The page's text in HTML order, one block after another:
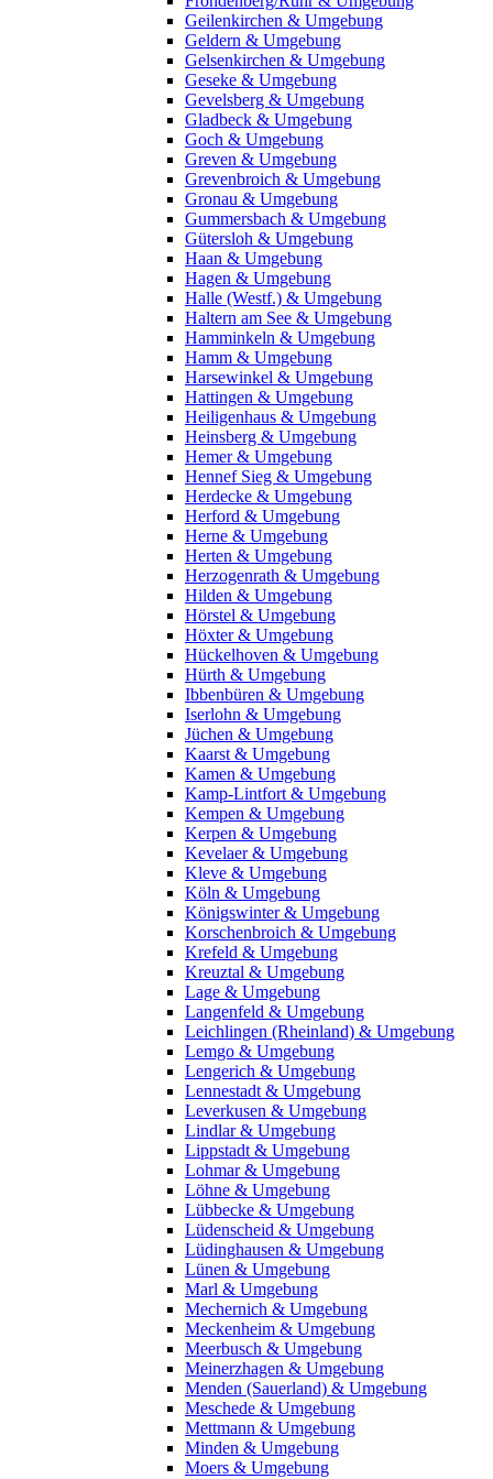
Geilenkirchen & Umgebung
Geldern & Umgebung
Gelsenkirchen & Umgebung
Geseke & Umgebung
Gevelsberg & Umgebung
Gladbeck & Umgebung
Goch & Umgebung
Greven & Umgebung
Grevenbroich & Umgebung
Gronau & Umgebung
Gummersbach & Umgebung
Gütersloh & Umgebung
Haan & Umgebung
Hagen & Umgebung
Halle (Westf.) & Umgebung
Haltern am See & Umgebung
Hamminkeln & Umgebung
Hamm & Umgebung
Harsewinkel & Umgebung
Hattingen & Umgebung
Heiligenhaus & Umgebung
Heinsberg & Umgebung
Hemer & Umgebung
Hennef Sieg & Umgebung
Herdecke & Umgebung
Herford & Umgebung
Herne & Umgebung
Herten & Umgebung
Herzogenrath & Umgebung
Hilden & Umgebung
Hörstel & Umgebung
Höxter & Umgebung
Hückelhoven & Umgebung
Hürth & Umgebung
Ibbenbüren & Umgebung
Iserlohn & Umgebung
Jüchen & Umgebung
Kaarst & Umgebung
Kamen & Umgebung
Kamp-Lintfort & Umgebung
Kempen & Umgebung
Kerpen & Umgebung
Kevelaer & Umgebung
Kleve & Umgebung
Köln & Umgebung
Königswinter & Umgebung
Korschenbroich & Umgebung
Krefeld & Umgebung
Kreuztal & Umgebung
Lage & Umgebung
Langenfeld & Umgebung
Leichlingen (Rheinland) & Umgebung
Lemgo & Umgebung
Lengerich & Umgebung
Lennestadt & Umgebung
Leverkusen & Umgebung
Lindlar & Umgebung
Lippstadt & Umgebung
Lohmar & Umgebung
Löhne & Umgebung
Lübbecke & Umgebung
Lüdenscheid & Umgebung
Lüdinghausen & Umgebung
Lünen & Umgebung
Marl & Umgebung
Mechernich & Umgebung
Meckenheim & Umgebung
Meerbusch & Umgebung
Meinerzhagen & Umgebung
Menden (Sauerland) & Umgebung
Meschede & Umgebung
Mettmann & Umgebung
Minden & Umgebung
Moers & Umgebung